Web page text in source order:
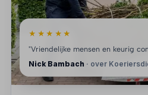
★★★★★
"Vriendelijke mensen en keurig
Nick Bambach · over